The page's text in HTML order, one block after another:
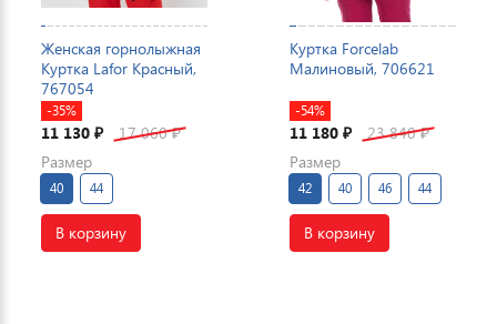
Женская горнолыжная
Куртка Lafor Красный,
767054
-35%
11 130 ₽ 17 060₽
Размер
40 44
В корзину
Куртка Forcelab
Малиновый, 706621
-54%
11 180 ₽ 23 840₽
Размер
42 40 46 44
В корзину